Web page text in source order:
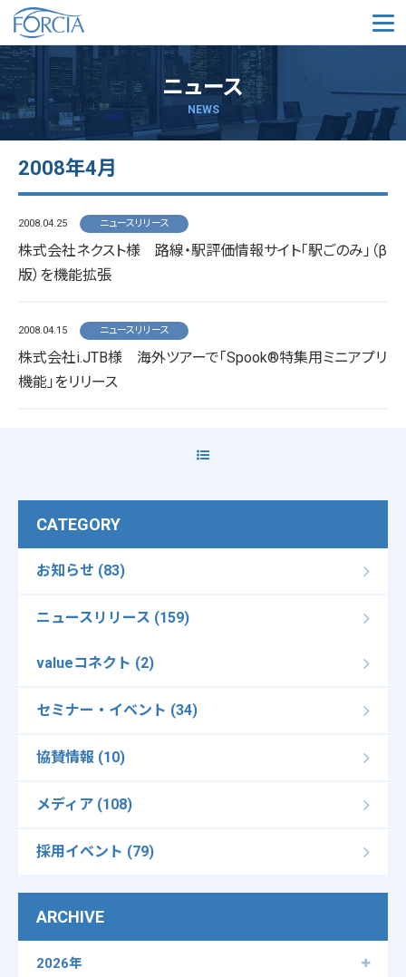
メ
ニュース
NEWS
2008年4月
2008.04.25 ニュースリリース
株式会社ネクスト様 路線・駅評価情報サイト「駅ごのみ」（β
版）を機能拡張
2008.04.15 ニュースリリース
株式会社i.JTB様 海外ツアーで「Spook®特集用ミニアプリ
機能」をリリース
CATEGORY
お知らせ (83)
ニュースリリース (159)
valueコネクト (2)
セミナー・イベント (34)
協賛情報 (10)
メディア (108)
採用イベント (79)
ARCHIVE
2026年